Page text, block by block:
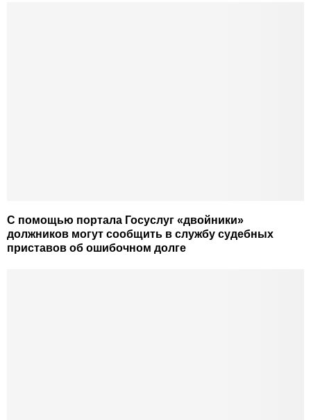
С помощью портала Госуслуг «двойники»
должников могут сообщить в службу судебных
приставов об ошибочном долге